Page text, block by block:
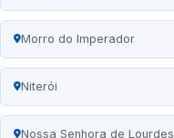
Morro do Imperador
Niterói
Nossa Senhora de Lourdes